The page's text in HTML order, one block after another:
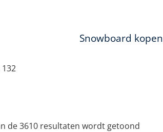
Snowboard kopen
de 3610 resultaten wordt getoond